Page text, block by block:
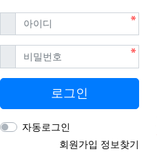
아이디필수
비밀번호필수
로그인
자동로그인
회원가입 정보찾기